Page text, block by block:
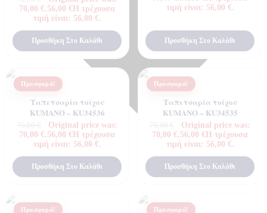
70,00 €.56,00 €Η τρέχουσα
τιμή είναι: 56,00 €.
Προσθήκη Στο Καλάθι
τιμή είναι: 56,00 €.
Προσθήκη Στο Καλάθι
Προσφορά!
Ταπετσαρία τοίχου
KUMANO – KU34536
Original price was:
70,00 €.56,00 € Η τρέχουσα
τιμή είναι: 56,00 €.
Προσθήκη Στο Καλάθι
Προσφορά!
Ταπετσαρία τοίχου
KUMANO – KU34535
Original price was:
70,00 €.56,00 € Η τρέχουσα
τιμή είναι: 56,00 €.
Προσθήκη Στο Καλάθι
Προσφορά! Προσφορά!